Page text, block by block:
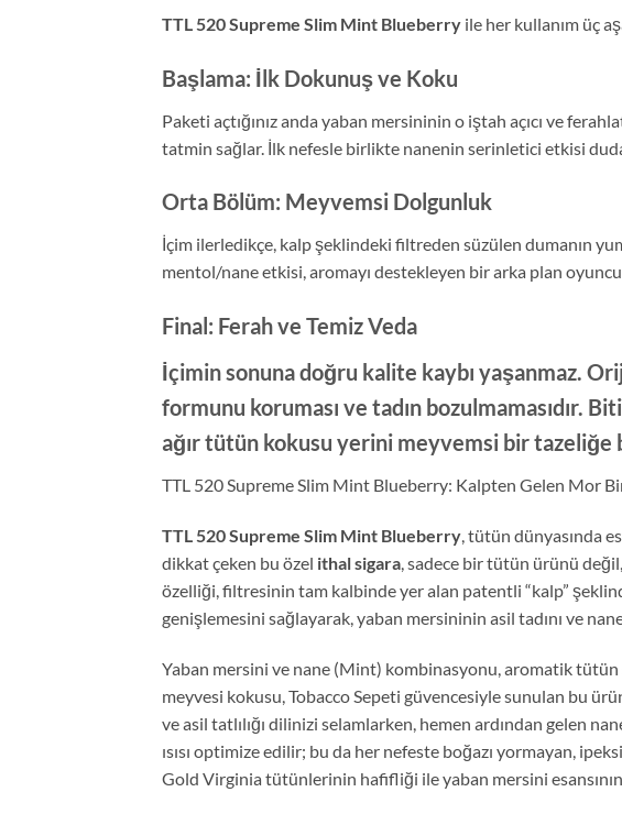
TTL 520 Supreme Slim Mint Blueberry ile her kullanım üç
Başlama: İlk Dokunuş ve Koku
Paketi açtığınız anda yaban mersininin o iştah açıcı ve
tatmin sağlar. İlk nefesle birlikte nanenin serinletici etkisi
Orta Bölüm: Meyvemsi Dolgunluk
İçim ilerledikçe, kalp şeklindeki filtreden süzülen dumanın
mentol/nane etkisi, aromayı destekleyen bir arka plan
Final: Ferah ve Temiz Veda
İçimin sonuna doğru kalite kaybı yaşanmaz.
formunu koruması ve tadın bozulmamasıdır.
ağır tütün kokusu yerini meyvemsi bir tazeliğe
TTL 520 Supreme Slim Mint Blueberry: Kalpten Gelen Mor
TTL 520 Supreme Slim Mint Blueberry, tütün dünyasında
dikkat çeken bu özel ithal sigara, sadece bir tütün ürünü
özelliği, filtresinin tam kalbinde yer alan patentli “kalp”
genişlemesini sağlayarak, yaban mersininin asil tadını ve
Yaban mersini ve nane (Mint) kombinasyonu, aromatik tütün
meyvesi kokusu, Tobacco Sepeti güvencesiyle sunulan bu
ve asil tatlılığı dilinizi selamlarken, hemen ardından gelen
ısısı optimize edilir; bu da her nefeste boğazı yormayan,
Gold Virginia tütünlerinin hafifliği ile yaban mersini